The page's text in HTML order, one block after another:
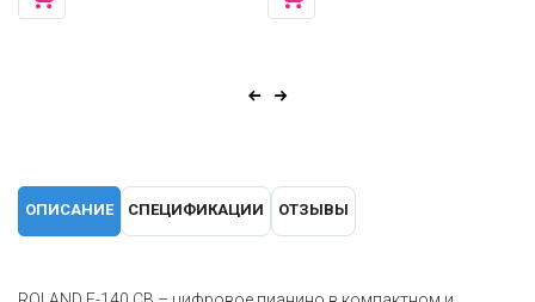
ОПИСАНИЕ СПЕЦИФИКАЦИИ ОТЗЫВЫ